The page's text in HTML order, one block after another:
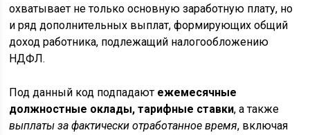
охватывает не только основную заработную плату, но
и ряд дополнительных выплат, формирующих общий
доход работника, подлежащий налогообложению
НДФЛ.
Под данный код подпадают ежемесячные
должностные оклады, тарифные ставки, а также
выплаты за фактически отработанное время, включая